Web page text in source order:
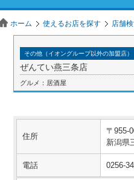
ホーム 使えるお店を探す 店舗
その他（イオングループ以外の加盟店）
ぜんてい燕三条店
グルメ：居酒屋
住所
〒955-
新潟県
電話 0256-